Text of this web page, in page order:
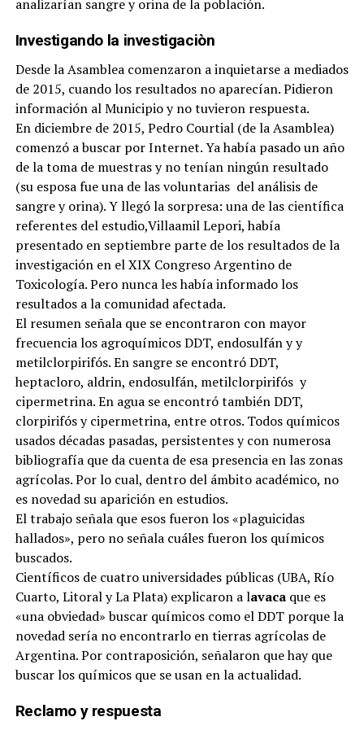
analizarían sangre y orina de la población.
Investigando la investigaciòn
Desde la Asamblea comenzaron a inquietarse a mediados
de 2015, cuando los resultados no aparecían. Pidieron
información al Municipio y no tuvieron respuesta.
En diciembre de 2015, Pedro Courtial (de la Asamblea)
comenzó a buscar por Internet. Ya había pasado un año
de la toma de muestras y no tenían ningún resultado
(su esposa fue una de las voluntarias del análisis de
sangre y orina). Y llegó la sorpresa: una de las científica
referentes del estudio,Villaamil Lepori, había
presentado en septiembre parte de los resultados de la
investigación en el XIX Congreso Argentino de
Toxicología. Pero nunca les había informado los
resultados a la comunidad afectada.
El resumen señala que se encontraron con mayor
frecuencia los agroquímicos DDT, endosulfán y y
metilclorpirifós. En sangre se encontró DDT,
heptacloro, aldrin, endosulfán, metilclorpirifós y
cipermetrina. En agua se encontró también DDT,
clorpirifós y cipermetrina, entre otros. Todos químicos
usados décadas pasadas, persistentes y con numerosa
bibliografía que da cuenta de esa presencia en las zonas
agrícolas. Por lo cual, dentro del ámbito académico, no
es novedad su aparición en estudios.
El trabajo señala que esos fueron los «plaguicidas
hallados», pero no señala cuáles fueron los químicos
buscados.
Científicos de cuatro universidades públicas (UBA, Río
Cuarto, Litoral y La Plata) explicaron a lavacaque es
«una obviedad» buscar químicos como el DDT porque la
novedad sería no encontrarlo en tierras agrícolas de
Argentina. Por contraposición, señalaron que hay que
buscar los químicos que se usan en la actualidad.
Reclamo y respuesta